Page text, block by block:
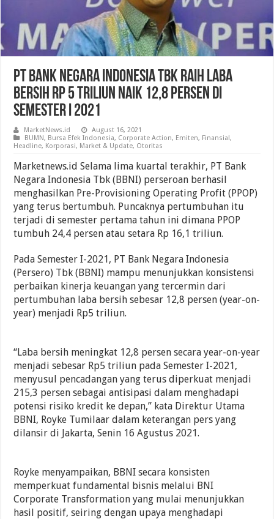
PT Bank Negara Indonesia Tbk Raih Laba
Bersih Rp 5 Triliun Naik 12,8 Persen Di
Semester I 2021
MarketNews.id
August 16, 2021
BUMN, Bursa Efek Indonesia, Corporate Action, Emiten, Finansial,
Headline, Korporasi, Market & Update, Otoritas
Marketnews.id Selama lima kuartal terakhir, PT Bank
Negara Indonesia Tbk (BBNI) perseroan berhasil
menghasilkan Pre-Provisioning Operating Profit (PPOP)
yang terus bertumbuh. Puncaknya pertumbuhan itu
terjadi di semester pertama tahun ini dimana PPOP
tumbuh 24,4 persen atau setara Rp 16,1 triliun.
Pada Semester I-2021, PT Bank Negara Indonesia
(Persero) Tbk (BBNI) mampu menunjukkan konsistensi
perbaikan kinerja keuangan yang tercermin dari
pertumbuhan laba bersih sebesar 12,8 persen (year-on-
year) menjadi Rp5 triliun.
“Laba bersih meningkat 12,8 persen secara year-on-year
menjadi sebesar Rp5 triliun pada Semester I-2021,
menyusul pencadangan yang terus diperkuat menjadi
215,3 persen sebagai antisipasi dalam menghadapi
potensi risiko kredit ke depan,” kata Direktur Utama
BBNI, Royke Tumilaar dalam keterangan pers yang
dilansir di Jakarta, Senin 16 Agustus 2021.
Royke menyampaikan, BBNI secara konsisten
memperkuat fundamental bisnis melalui BNI
Corporate Transformation yang mulai menunjukkan
hasil positif, seiring dengan upaya menghadapi